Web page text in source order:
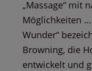
„Massage“ mit
Möglichkeiten
Wunder“
Browning, die
entwickelt und